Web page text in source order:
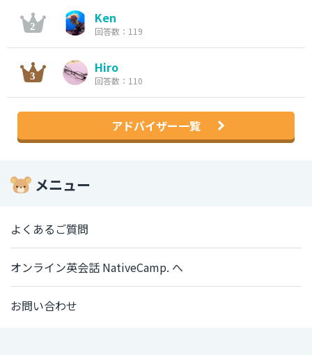
Ken
回答数：119
Hiro
回答数：110
アドバイザー一覧
メニュー
よくあるご質問
オンライン英会話 NativeCamp. へ
お問い合わせ